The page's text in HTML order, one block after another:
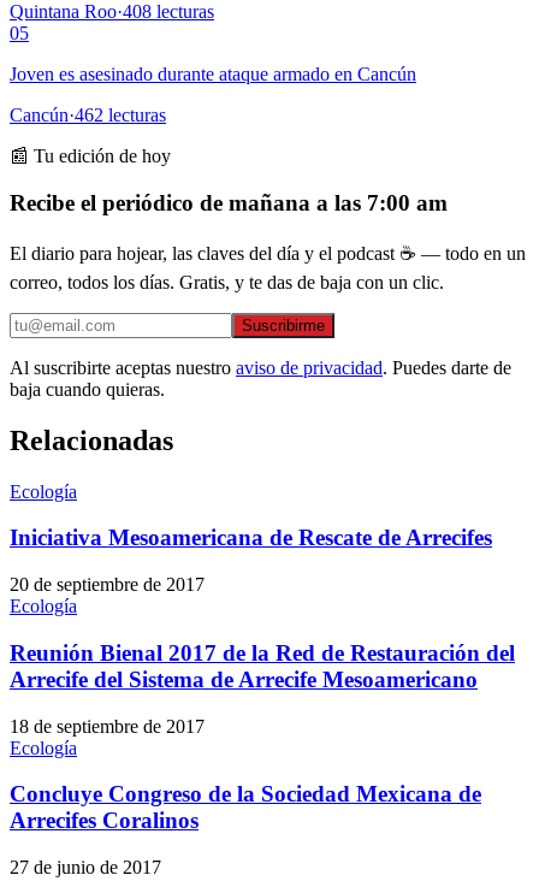
Quintana Roo·408 lecturas
05
Joven es asesinado durante ataque armado en Cancún
Cancún·462 lecturas
📰 Tu edición de hoy
Recibe el periódico de mañana a las 7:00 am
El diario para hojear, las claves del día y el podcast ☕ — todo en un
correo, todos los días. Gratis, y te das de baja con un clic.
Suscribirme
Al suscribirte aceptas nuestro aviso de privacidad. Puedes darte de
baja cuando quieras.
Relacionadas
Ecología
Iniciativa Mesoamericana de Rescate de Arrecifes
20 de septiembre de 2017
Ecología
Reunión Bienal 2017 de la Red de Restauración del
Arrecife del Sistema de Arrecife Mesoamericano
18 de septiembre de 2017
Ecología
Concluye Congreso de la Sociedad Mexicana de
Arrecifes Coralinos
27 de junio de 2017